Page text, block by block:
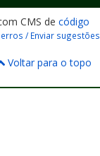
CMS de código
/ Enviar sugestões
Voltar para o topo